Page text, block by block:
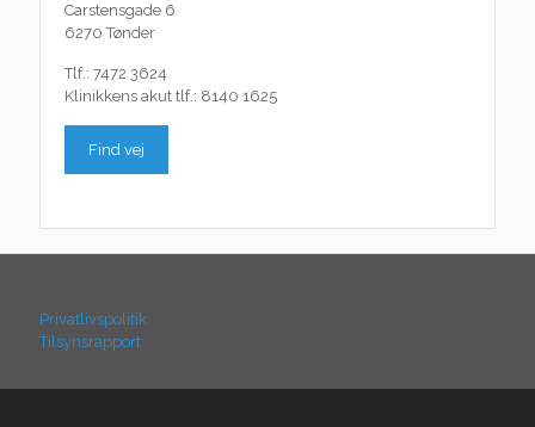
Carstensgade 6
6270 Tønder
Tlf.: 7472 3624
Klinikkens akut tlf.: 8140 1625
Find vej
Privatlivspolitik
Tilsynsrapport